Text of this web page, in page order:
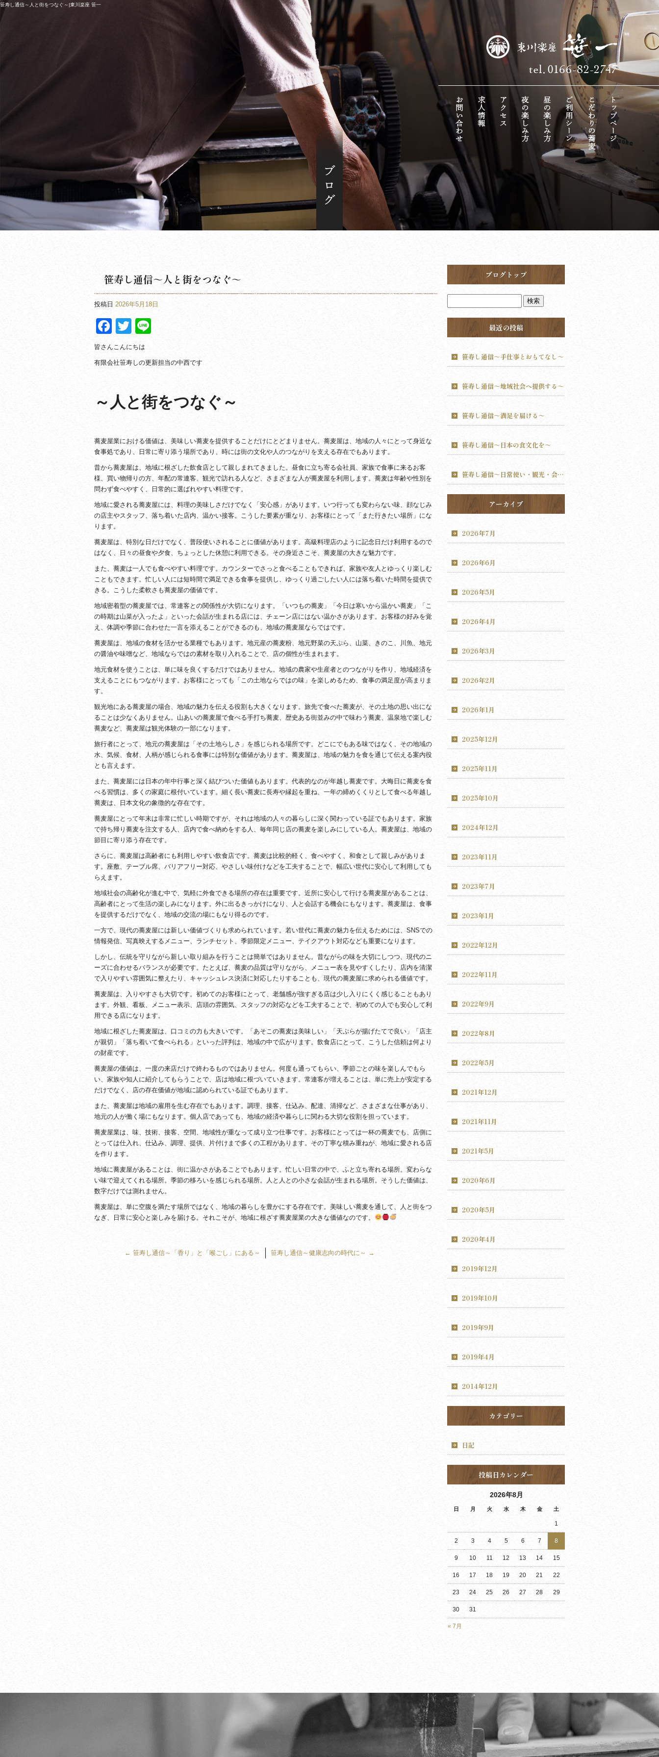
笹寿し通信～人と街をつなぐ～|東川楽座 笹一
笹寿し通信～人と街をつなぐ～
投稿日 2026年5月18日
Facebook
Twitter
皆さんこんにちは
有限会社笹寿しの更新担当の中西です
～人と街をつなぐ～
蕎麦屋業における価値は、美味しい蕎麦を提供することだけにとどまりません。蕎麦屋は、地域の人々にとって身近な
食事処であり、日常に寄り添う場所であり、時には街の文化や人のつながりを支える存在でもあります。
昔から蕎麦屋は、地域に根ざした飲食店として親しまれてきました。昼食に立ち寄る会社員、家族で食事に来るお客
様、買い物帰りの方、年配の常連客、観光で訪れる人など、さまざまな人が蕎麦屋を利用します。蕎麦は年齢や性別を
問わず食べやすく、日常的に選ばれやすい料理です。
地域に愛される蕎麦屋には、料理の美味しさだけでなく「安心感」があります。いつ行っても変わらない味、顔なじみ
の店主やスタッフ、落ち着いた店内、温かい接客。こうした要素が重なり、お客様にとって「また行きたい場所」にな
ります。
蕎麦屋は、特別な日だけでなく、普段使いされることに価値があります。高級料理店のように記念日だけ利用するので
はなく、日々の昼食や夕食、ちょっとした休憩に利用できる。その身近さこそ、蕎麦屋の大きな魅力です。
また、蕎麦は一人でも食べやすい料理です。カウンターでさっと食べることもできれば、家族や友人とゆっくり楽しむ
こともできます。忙しい人には短時間で満足できる食事を提供し、ゆっくり過ごしたい人には落ち着いた時間を提供で
きる。こうした柔軟さも蕎麦屋の価値です。
地域密着型の蕎麦屋では、常連客との関係性が大切になります。「いつもの蕎麦」「今日は寒いから温かい蕎麦」「こ
の時期は山菜が入ったよ」といった会話が生まれる店には、チェーン店にはない温かさがあります。お客様の好みを覚
え、体調や季節に合わせた一言を添えることができるのも、地域の蕎麦屋ならではです。
蕎麦屋は、地域の食材を活かせる業種でもあります。地元産の蕎麦粉、地元野菜の天ぷら、山菜、きのこ、川魚、地元
の醤油や味噌など、地域ならではの素材を取り入れることで、店の個性が生まれます。
地元食材を使うことは、単に味を良くするだけではありません。地域の農家や生産者とのつながりを作り、地域経済を
支えることにもつながります。お客様にとっても「この土地ならではの味」を楽しめるため、食事の満足度が高まりま
す。
観光地にある蕎麦屋の場合、地域の魅力を伝える役割も大きくなります。旅先で食べた蕎麦が、その土地の思い出にな
ることは少なくありません。山あいの蕎麦屋で食べる手打ち蕎麦、歴史ある街並みの中で味わう蕎麦、温泉地で楽しむ
蕎麦など、蕎麦屋は観光体験の一部になります。
旅行者にとって、地元の蕎麦屋は「その土地らしさ」を感じられる場所です。どこにでもある味ではなく、その地域の
水、気候、食材、人柄が感じられる食事には特別な価値があります。蕎麦屋は、地域の魅力を食を通じて伝える案内役
とも言えます。
また、蕎麦屋には日本の年中行事と深く結びついた価値もあります。代表的なのが年越し蕎麦です。大晦日に蕎麦を食
べる習慣は、多くの家庭に根付いています。細く長い蕎麦に長寿や縁起を重ね、一年の締めくくりとして食べる年越し
蕎麦は、日本文化の象徴的な存在です。
蕎麦屋にとって年末は非常に忙しい時期ですが、それは地域の人々の暮らしに深く関わっている証でもあります。家族
で持ち帰り蕎麦を注文する人、店内で食べ納めをする人、毎年同じ店の蕎麦を楽しみにしている人。蕎麦屋は、地域の
節目に寄り添う存在です。
さらに、蕎麦屋は高齢者にも利用しやすい飲食店です。蕎麦は比較的軽く、食べやすく、和食として親しみがありま
す。座敷、テーブル席、バリアフリー対応、やさしい味付けなどを工夫することで、幅広い世代に安心して利用しても
らえます。
地域社会の高齢化が進む中で、気軽に外食できる場所の存在は重要です。近所に安心して行ける蕎麦屋があることは、
高齢者にとって生活の楽しみになります。外に出るきっかけになり、人と会話する機会にもなります。蕎麦屋は、食事
を提供するだけでなく、地域の交流の場にもなり得るのです。
一方で、現代の蕎麦屋には新しい価値づくりも求められています。若い世代に蕎麦の魅力を伝えるためには、SNSでの
情報発信、写真映えするメニュー、ランチセット、季節限定メニュー、テイクアウト対応なども重要になります。
しかし、伝統を守りながら新しい取り組みを行うことは簡単ではありません。昔ながらの味を大切にしつつ、現代のニ
ーズに合わせるバランスが必要です。たとえば、蕎麦の品質は守りながら、メニュー表を見やすくしたり、店内を清潔
で入りやすい雰囲気に整えたり、キャッシュレス決済に対応したりすることも、現代の蕎麦屋に求められる価値です。
蕎麦屋は、入りやすさも大切です。初めてのお客様にとって、老舗感が強すぎる店は少し入りにくく感じることもあり
ます。外観、看板、メニュー表示、店頭の雰囲気、スタッフの対応などを工夫することで、初めての人でも安心して利
用できる店になります。
地域に根ざした蕎麦屋は、口コミの力も大きいです。「あそこの蕎麦は美味しい」「天ぷらが揚げたてで良い」「店主
が親切」「落ち着いて食べられる」といった評判は、地域の中で広がります。飲食店にとって、こうした信頼は何より
の財産です。
蕎麦屋の価値は、一度の来店だけで終わるものではありません。何度も通ってもらい、季節ごとの味を楽しんでもら
い、家族や知人に紹介してもらうことで、店は地域に根づいていきます。常連客が増えることは、単に売上が安定する
だけでなく、店の存在価値が地域に認められている証でもあります。
また、蕎麦屋は地域の雇用を生む存在でもあります。調理、接客、仕込み、配達、清掃など、さまざまな仕事があり、
地元の人が働く場にもなります。個人店であっても、地域の経済や暮らしに関わる大切な役割を担っています。
蕎麦屋業は、味、技術、接客、空間、地域性が重なって成り立つ仕事です。お客様にとっては一杯の蕎麦でも、店側に
とっては仕入れ、仕込み、調理、提供、片付けまで多くの工程があります。その丁寧な積み重ねが、地域に愛される店
を作ります。
地域に蕎麦屋があることは、街に温かさがあることでもあります。忙しい日常の中で、ふと立ち寄れる場所。変わらな
い味で迎えてくれる場所。季節の移ろいを感じられる場所。人と人との小さな会話が生まれる場所。そうした価値は、
数字だけでは測れません。
蕎麦屋は、単に空腹を満たす場所ではなく、地域の暮らしを豊かにする存在です。美味しい蕎麦を通して、人と街をつ
なぎ、日常に安心と楽しみを届ける。それこそが、地域に根ざす蕎麦屋業の大きな価値なのです。
← 笹寿し通信～「香り」と「喉ごし」にある～ 笹寿し通信～健康志向の時代に～ →
ブログトップ
最近の投稿
笹寿し通信～手仕事とおもてなし～
笹寿し通信～地域社会へ提供する～
笹寿し通信～満足を届ける～
笹寿し通信～日本の食文化を～
笹寿し通信～日常使い・観光・会食～
アーカイブ
2026年7月
2026年6月
2026年5月
2026年4月
2026年3月
2026年2月
2026年1月
2025年12月
2025年11月
2025年10月
2024年12月
2023年11月
2023年7月
2023年1月
2022年12月
2022年11月
2022年9月
2022年8月
2022年5月
2021年12月
2021年11月
2021年5月
2020年6月
2020年5月
2020年4月
2019年12月
2019年10月
2019年9月
2019年4月
2014年12月
カテゴリー
日記
投稿日カレンダー
2026年8月
日 月 火 水 木 金 土
« 7月
1
2 3 4 5 6 7 8
9 10 11 12 13 14 15
16 17 18 19 20 21 22
23 24 25 26 27 28 29
30 31